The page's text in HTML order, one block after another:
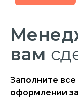
вам
Заполните
оформлении